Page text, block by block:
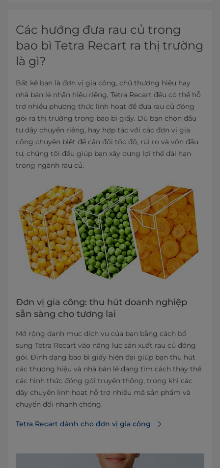
Các hướng đưa rau củ trong
bao bì Tetra Recart ra thị trường
là gì?
Bất kể bạn là đơn vị gia công, chủ thương hiệu hay
nhà bán lẻ nhãn hiệu riêng, Tetra Recart đều có thể hỗ
trợ nhiều phương thức linh hoạt để đưa rau củ đóng
gói ra thị trường trong bao bì giấy. Dù bạn chọn đầu
tư dây chuyền riêng, hay hợp tác với các đơn vị gia
công chuyên biệt để cân đối tốc độ, rủi ro và vốn đầu
tư, chúng tôi đều giúp bạn xây dựng lợi thế dài hạn
trong ngành rau củ.
Đơn vị gia công: thu hút doanh nghiệp
sẵn sàng cho tương lai
Mở rộng danh mục dịch vụ của bạn bằng cách bổ
sung Tetra Recart vào năng lực sản xuất rau củ đóng
gói. Định dạng bao bì giấy hiện đại giúp bạn thu hút
các thương hiệu và nhà bán lẻ đang tìm cách thay thế
các hình thức đóng gói truyền thống, trong khi các
dây chuyền linh hoạt hỗ trợ nhiều mã sản phẩm và
chuyển đổi nhanh chóng.
Tetra Recart dành cho đơn vị gia công